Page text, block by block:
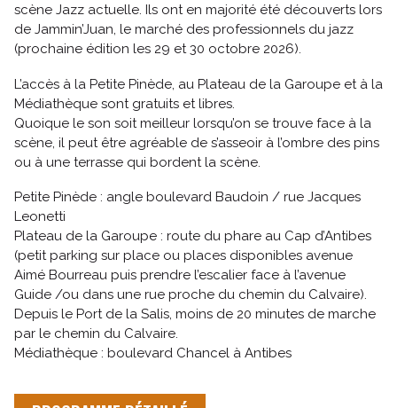
scène Jazz actuelle. Ils ont en majorité été découverts lors
de Jammin’Juan, le marché des professionnels du jazz
(prochaine édition les 29 et 30 octobre 2026).
L’accès à la Petite Pinède, au Plateau de la Garoupe et à la
Médiathèque sont gratuits et libres.
Quoique le son soit meilleur lorsqu’on se trouve face à la
scène, il peut être agréable de s’asseoir à l’ombre des pins
ou à une terrasse qui bordent la scène.
Petite Pinède : angle boulevard Baudoin / rue Jacques
Leonetti
Plateau de la Garoupe : route du phare au Cap d’Antibes
(petit parking sur place ou places disponibles avenue
Aimé Bourreau puis prendre l’escalier face à l’avenue
Guide /ou dans une rue proche du chemin du Calvaire).
Depuis le Port de la Salis, moins de 20 minutes de marche
par le chemin du Calvaire.
Médiathèque : boulevard Chancel à Antibes